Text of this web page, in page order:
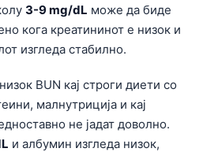
3-9 mg/dL може да биде
кога креатининот е низок и
изгледа стабилно.
BUN кај строги диети со
малнутриција и кај
не јадат доволно.
и албумин изгледа низок,